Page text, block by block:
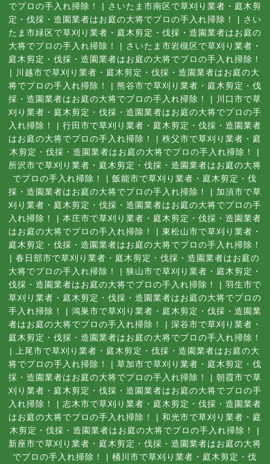
でプロの手入れ掃除！
| さいたま市南区で草刈り業者・庭木剪
定・伐採・造園業者はお庭の大将でプロの手入れ掃除！
| さい
たま市緑区で草刈り業者・庭木剪定・伐採・造園業者はお庭の
大将でプロの手入れ掃除！
| さいたま市岩槻区で草刈り業者・
庭木剪定・伐採・造園業者はお庭の大将でプロの手入れ掃除！
|
川越市で草刈り業者・庭木剪定・伐採・造園業者はお庭の大
将でプロの手入れ掃除！
| 熊谷市で草刈り業者・庭木剪定・伐
採・造園業者はお庭の大将でプロの手入れ掃除！
|
川口市で草
刈り業者・庭木剪定・伐採・造園業者はお庭の大将でプロの手
入れ掃除！
| 行田市で草刈り業者・庭木剪定・伐採・造園業者
はお庭の大将でプロの手入れ掃除！
| 秩父市で草刈り業者・庭
木剪定・伐採・造園業者はお庭の大将でプロの手入れ掃除！
|
所沢市で草刈り業者・庭木剪定・伐採・造園業者はお庭の大将
でプロの手入れ掃除！
| 飯能市で草刈り業者・庭木剪定・伐
採・造園業者はお庭の大将でプロの手入れ掃除！
| 加須市で草
刈り業者・庭木剪定・伐採・造園業者はお庭の大将でプロの手
入れ掃除！
| 本庄市で草刈り業者・庭木剪定・伐採・造園業者
はお庭の大将でプロの手入れ掃除！
| 東松山市で草刈り業者・
庭木剪定・伐採・造園業者はお庭の大将でプロの手入れ掃除！
| 春日部市で草刈り業者・庭木剪定・伐採・造園業者はお庭の
大将でプロの手入れ掃除！
| 狭山市で草刈り業者・庭木剪定・
伐採・造園業者はお庭の大将でプロの手入れ掃除！
| 羽生市で
草刈り業者・庭木剪定・伐採・造園業者はお庭の大将でプロの
手入れ掃除！
| 鴻巣市で草刈り業者・庭木剪定・伐採・造園業
者はお庭の大将でプロの手入れ掃除！
| 深谷市で草刈り業者・
庭木剪定・伐採・造園業者はお庭の大将でプロの手入れ掃除！
|
上尾市で草刈り業者・庭木剪定・伐採・造園業者はお庭の大
将でプロの手入れ掃除！
| 草加市で草刈り業者・庭木剪定・伐
採・造園業者はお庭の大将でプロの手入れ掃除！
| 朝霞市で草
刈り業者・庭木剪定・伐採・造園業者はお庭の大将でプロの手
入れ掃除！
| 志木市で草刈り業者・庭木剪定・伐採・造園業者
はお庭の大将でプロの手入れ掃除！
| 和光市で草刈り業者・庭
木剪定・伐採・造園業者はお庭の大将でプロの手入れ掃除！
|
新座市で草刈り業者・庭木剪定・伐採・造園業者はお庭の大将
でプロの手入れ掃除！
| 桶川市で草刈り業者・庭木剪定・伐